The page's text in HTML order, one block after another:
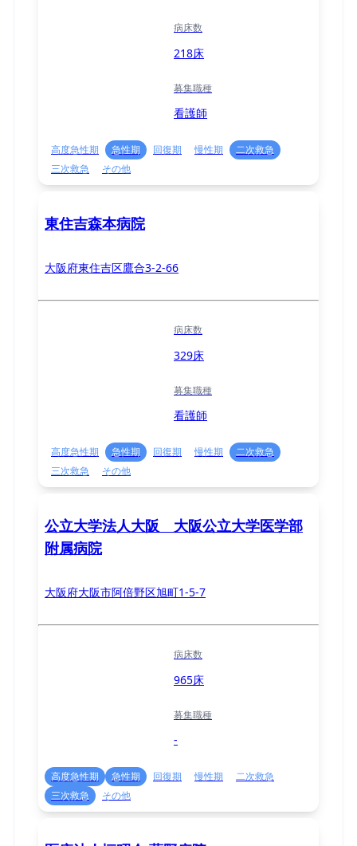
病床数
218床
募集職種
看護師
高度急性期 急性期 回復期 慢性期
二次救急
三次救急
その他
東住吉森本病院
大阪府東住吉区鷹合3-2-66
病床数
329床
募集職種
看護師
高度急性期 急性期 回復期 慢性期
二次救急
三次救急
その他
公立大学法人大阪 大阪公立大学医学部
附属病院
大阪府大阪市阿倍野区旭町1-5-7
病床数
965床
募集職種
-
高度急性期 急性期 回復期 慢性期
二次救急
三次救急
その他